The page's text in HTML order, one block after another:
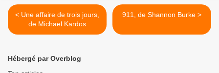
< Une affaire de trois jours,
de Michael Kardos
911, de Shannon Burke >
Hébergé par Overblog